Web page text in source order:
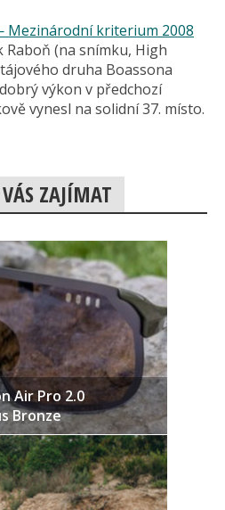
Raboň (na snímku, High
druha Boassona
výkon v předchozí
vynesl na solidní 37. místo.
ZAJÍMAT
Air Pro 2.0
Bronze